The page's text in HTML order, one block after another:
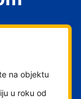
na objektu
u roku od